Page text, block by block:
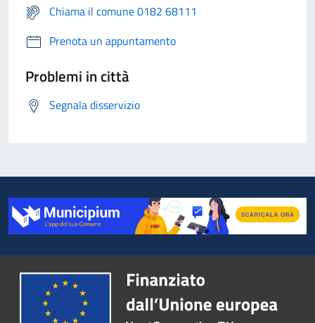
Chiama il comune 0182 68111
Prenota un appuntamento
Problemi in città
Segnala disservizio